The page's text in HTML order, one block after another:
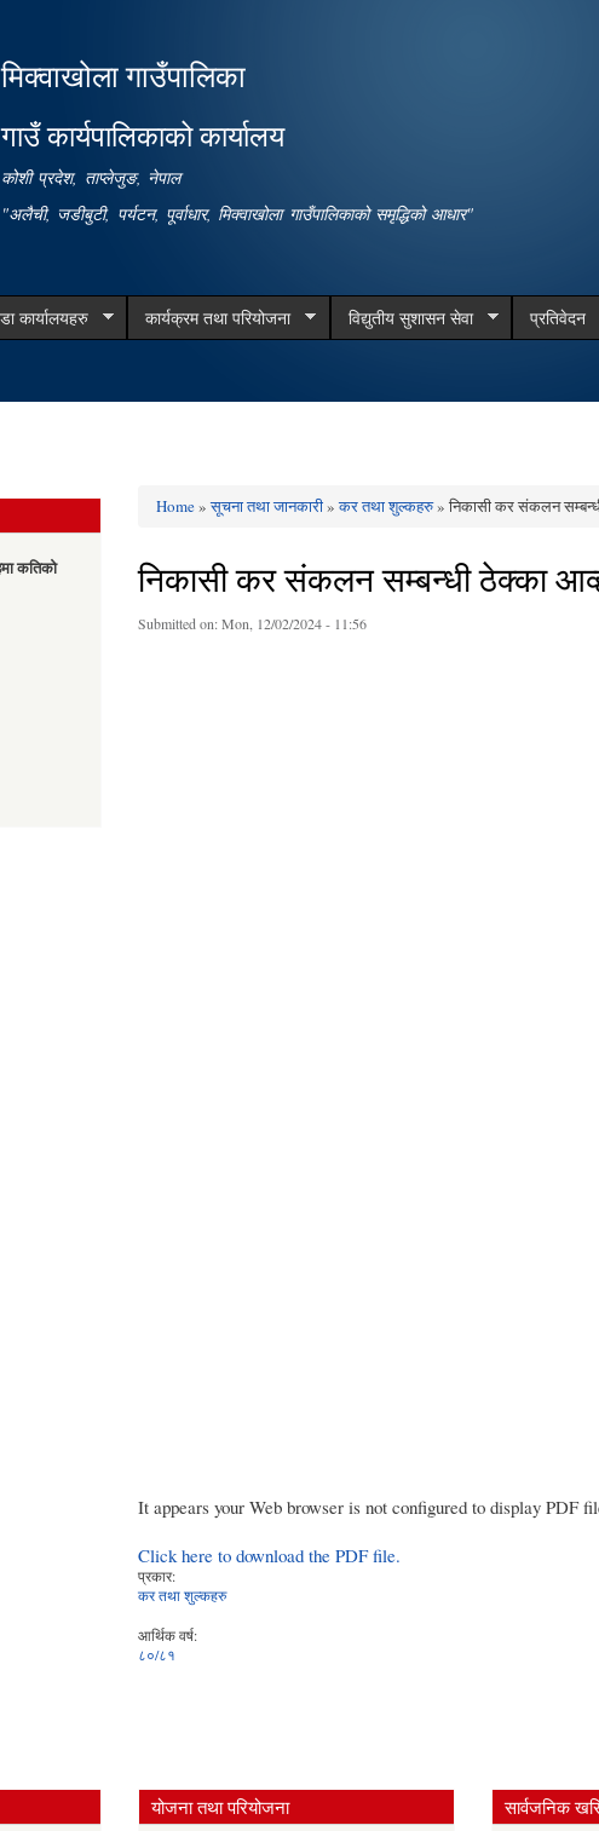
मिक्वाखोला गाउँपालिका
गाउँ कार्यपालिकाको कार्यालय
कोशी प्रदेश, ताप्लेजुङ, नेपाल
"अलैची, जडीबुटी, पर्यटन, पूर्वाधार, मिक्वाखोला गाउँपालिकाको समृद्धिको आधार"
कार्यालयहरु कार्यक्रम तथा परियोजना विद्युतीय सुशासन सेवा प्रतिवेदन
कतिको
You are here
Home»सूचना तथा जानकारी»कर तथा शुल्कहरु» निकासी कर संकलन
निकासी कर संकलन सम्बन्धी ठेक्का
Submitted on:Mon, 12/02/2024 - 11:56
It appears your Web browser is not configured to display PDF
Click here to download the PDF file.
प्रकार:
कर तथा शुल्कहरु
आर्थिक वर्ष:
८०/८१
योजना तथा परियोजना सार्वजनिक